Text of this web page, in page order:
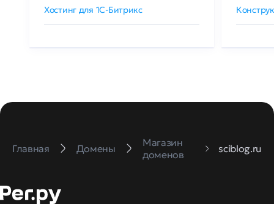
Хостинг для 1C-Битрикс
Главная Домены
Магазин
доменов
sciblog.ru